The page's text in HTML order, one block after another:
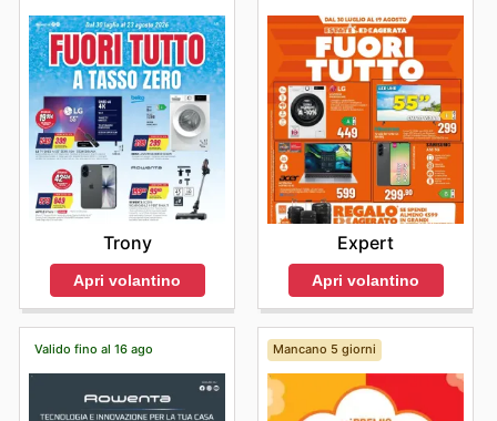
Trony
Apri volantino
Expert
Apri volantino
Valido fino al 16 ago Mancano 5 giorni